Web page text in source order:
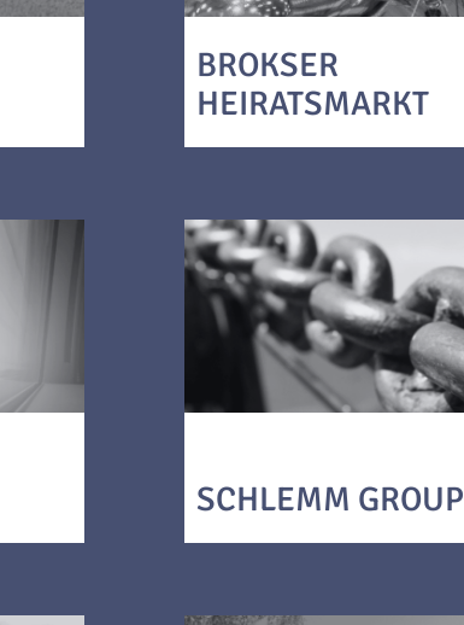
BROKSER
HEIRATSMARKT
SCHLEMM GROUP